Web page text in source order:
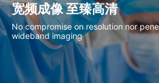
宽频成像 至臻高清
No compromise on resolution nor
wideband imaging